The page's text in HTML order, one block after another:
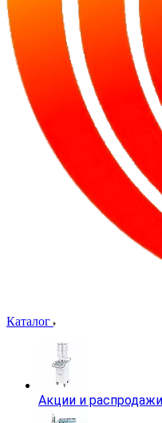
Каталог
Акции и распродажи